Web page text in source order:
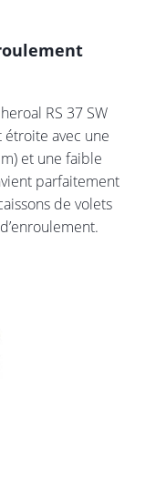
RS 37 SW
avec une
et une faible
parfaitement
de volets